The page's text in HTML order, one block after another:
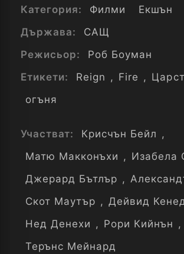
Категория: Филми
Екшън
Държава:
САЩ
Режисьор:
Роб Боуман
Етикети:
Reign , Fire ,
огъня
Участват: Крисчън Бейл ,
Матю Макконъхи , Изабела
Джерард Бътлър ,
Скот Маутър , Дейвид
Нед Денехи , Рори Кийнън ,
Терънс Мейнард